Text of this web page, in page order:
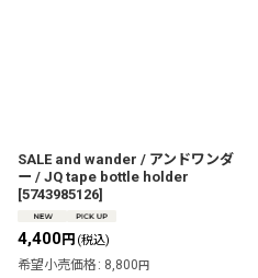
SALE and wander / アンドワンダ
ー / JQ tape bottle holder
[5743985126]
4,400円 (税込)
希望小売価格 : 8,800円